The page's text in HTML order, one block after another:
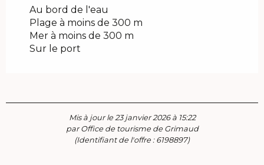
Au bord de l'eau
Plage à moins de 300 m
Mer à moins de 300 m
Sur le port
Mis à jour le 23 janvier 2026 à 15:22
par Office de tourisme de Grimaud
(Identifiant de l'offre : 6198897)